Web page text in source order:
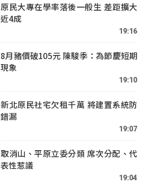
原民大專在學率落後一般生 差距擴大
近4成
19:16
8月豬價破105元 陳駿季：為節慶短期
現象
19:10
新北原民社宅欠租千萬 將建置系統防
錯漏
19:07
取消山、平原立委分類 席次分配、代
表性惹議
19:04